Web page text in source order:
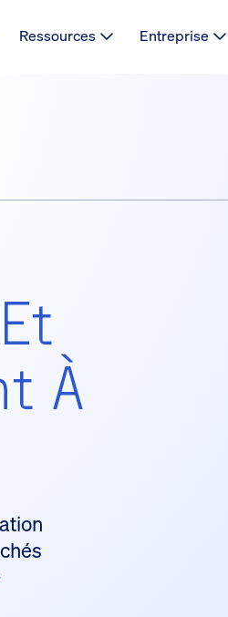
Ressources Entreprise
À